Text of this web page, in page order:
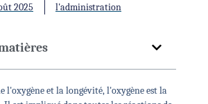
2025 l'administration
l'oxygène et la longévité, l'oxygène est la